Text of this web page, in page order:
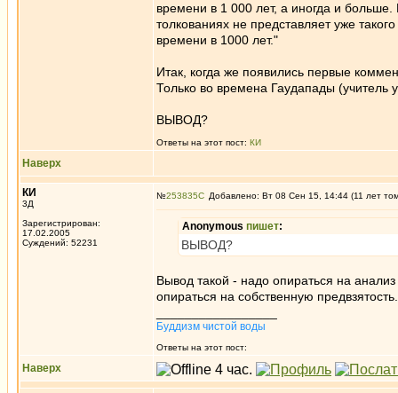
времени в 1 000 лет, а иногда и
толкованиях не представляет уже
времени в 1000 лет."
Итак, когда же появились первые
Только во времена Гаудапады
ВЫВОД?
Ответы на этот пост: КИ
Наверх
КИ
3Д
Зарегистрирован:
17.02.2005
Суждений: 52231
№253835 Добавлено: Вт 08 Сен 15, 14:44 (11 лет
Anonymous пишет:
ВЫВОД?
Вывод такой - надо опираться на
опираться на собственную предвзятость.
Буддизм чистой воды
Ответы на этот пост:
Наверх